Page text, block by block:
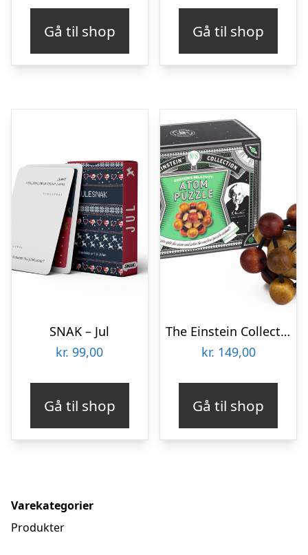
Gå til shop Gå til shop
SNAK – Jul
kr. 99,00
Gå til shop
The Einstein Collection – Atom Puzzle
kr. 149,00
Gå til shop
Varekategorier
Produkter